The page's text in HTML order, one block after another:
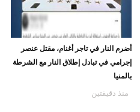
أضرم النار في تاجر أغنام، مقتل عنصر
إجرامي في تبادل إطلاق النار مع الشرطة
بالمنيا
منذ دقيقتين